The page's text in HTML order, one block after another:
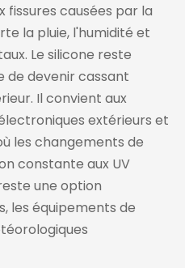
fissures causées par la
la pluie, l'humidité et
Le silicone reste
devenir cassant
Il convient aux
extérieurs et
les changements de
constante aux UV
une option
les équipements de